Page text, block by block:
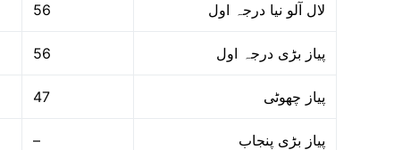
56 لال آلو نیا درجہ اول
56 پیاز بڑی درجہ اول
47 پیاز چھوٹی
– پیاز بڑی پنجاب